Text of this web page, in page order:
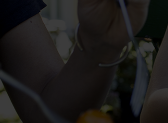
La Grande Rencontre